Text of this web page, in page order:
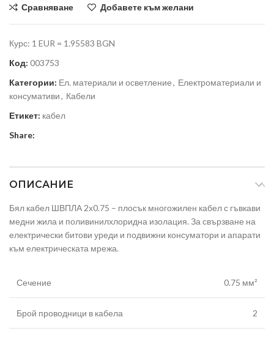
Сравняване Добавете към желани
Курс: 1 EUR = 1.95583 BGN
Код: 003753
Категории: Ел. материали и осветление, Електроматериали и
консумативи, Кабели
Етикет: кабел
Share:
ОПИСАНИЕ
Бял кабел ШВПЛА 2х0.75 – плосък многожилен кабел с гъвкави
медни жила и поливинилхлоридна изолация. За свързване на
електрически битови уреди и подвижни консуматори и апарати
към електрическата мрежа.
Сечение 0.75 мм²
Брой проводници в кабела 2